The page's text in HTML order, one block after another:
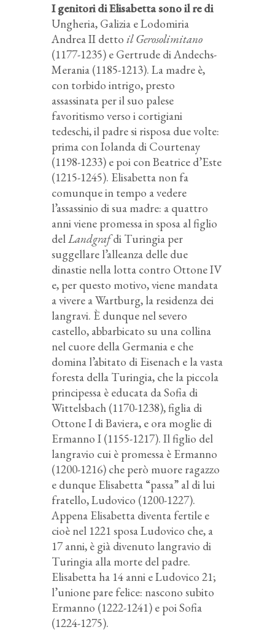
I genitori di Elisabetta sono il re di
Ungheria, Galizia e Lodomiria
Andrea II detto il Gerosolimitano
(1177-1235) e Gertrude di Andechs-
Merania (1185-1213). La madre è,
con torbido intrigo, presto
assassinata per il suo palese
favoritismo verso i cortigiani
tedeschi, il padre si risposa due volte:
prima con Iolanda di Courtenay
(1198-1233) e poi con Beatrice d’Este
(1215-1245). Elisabetta non fa
comunque in tempo a vedere
l’assassinio di sua madre: a quattro
anni viene promessa in sposa al figlio
delLandgrafdi Turingia per
suggellare l’alleanza delle due
dinastie nella lotta contro Ottone IV
e, per questo motivo, viene mandata
a vivere a Wartburg, la residenza dei
langravi. È dunque nel severo
castello, abbarbicato su una collina
nel cuore della Germania e che
domina l’abitato di Eisenach e la vasta
foresta della Turingia, che la piccola
principessa è educata da Sofia di
Wittelsbach (1170-1238), figlia di
Ottone I di Baviera, e ora moglie di
Ermanno I (1155-1217). Il figlio del
langravio cui è promessa è Ermanno
(1200-1216) che però muore ragazzo
e dunque Elisabetta “passa” al di lui
fratello, Ludovico (1200-1227).
Appena Elisabetta diventa fertile e
cioè nel 1221 sposa Ludovico che, a
17 anni, è già divenuto langravio di
Turingia alla morte del padre.
Elisabetta ha 14 anni e Ludovico 21;
l’unione pare felice: nascono subito
Ermanno (1222-1241) e poi Sofia
(1224-1275).